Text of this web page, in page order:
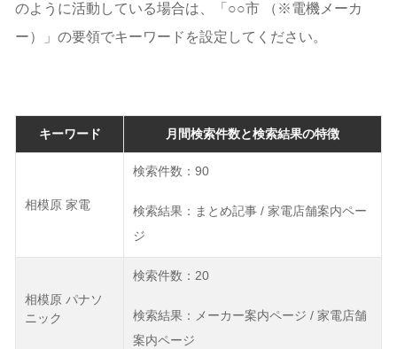
のように活動している場合は、「○○市 （※電機メーカ
ー）」の要領でキーワードを設定してください。
キーワード 月間検索件数と検索結果の特徴
相模原 家電
検索件数：90
検索結果：まとめ記事 / 家電店舗案内ペー
ジ
相模原 パナソ
ニック
検索件数：20
検索結果：メーカー案内ページ / 家電店舗
案内ページ